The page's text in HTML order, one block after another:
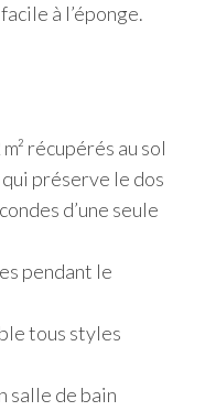
à l’éponge.
récupérés au sol
préserve le dos
d’une seule
pendant le
tous styles
salle de bain